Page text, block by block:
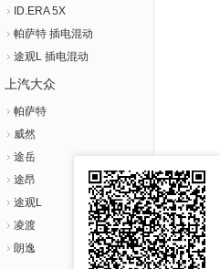
ID.ERA 5X
帕萨特 插电混动
途观L 插电混动
上汽大众
帕萨特
威然
途岳
途昂
途观L
凌渡
朗逸